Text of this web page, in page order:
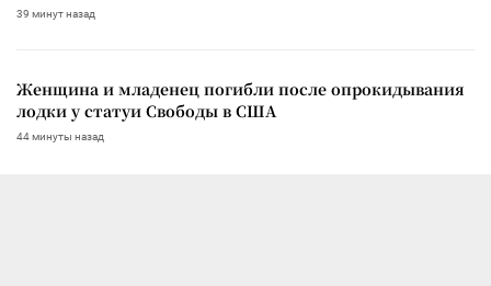
39 минут назад
Женщина и младенец погибли после опрокидывания
лодки у статуи Свободы в США
44 минуты назад